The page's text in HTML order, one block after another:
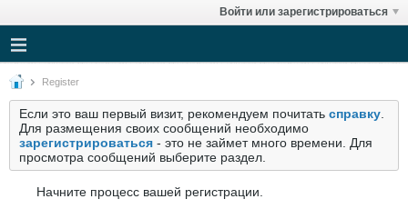
Войти или зарегистрироваться
Register
Если это ваш первый визит, рекомендуем почитать справку
Для размещения своих сообщений необходимо
зарегистрироваться - это не займет много времени. Для
просмотра сообщений выберите раздел.
Начните процесс вашей регистрации.